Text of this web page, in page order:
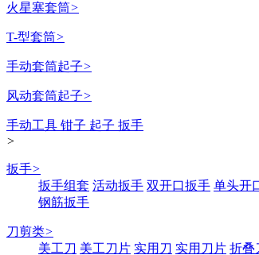
火星塞套筒>
T-型套筒>
手动套筒起子>
风动套筒起子>
手动工具 钳子 起子 扳手
>
扳手>
扳手组套 活动扳手 双开口扳手 单头开
钢筋扳手
刀剪类>
美工刀 美工刀片 实用刀 实用刀片 折叠